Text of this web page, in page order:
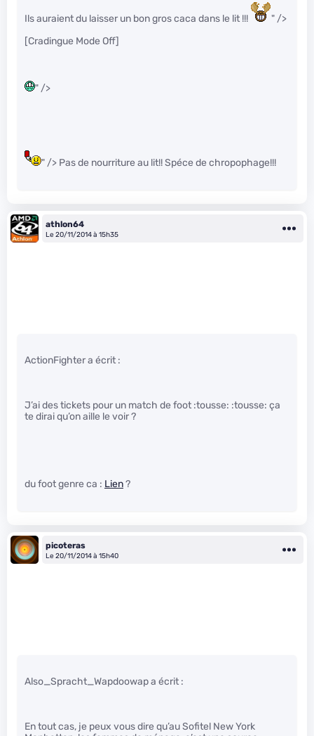
Ils auraient du laisser un bon gros caca dans le lit !!!
" />
[Cradingue Mode Off]
" />
" /> Pas de nourriture au lit!! Spéce de chropophage!!!
athlon64
Le 20/11/2014 à 15h35
ActionFighter a écrit :
J’ai des tickets pour un match de foot :tousse: :tousse: ça
te dirai qu’on aille le voir ?
du foot genre ca : Lien?
picoteras
Le 20/11/2014 à 15h40
Also_Spracht_Wapdoowap a écrit :
En tout cas, je peux vous dire qu’au Sofitel New York